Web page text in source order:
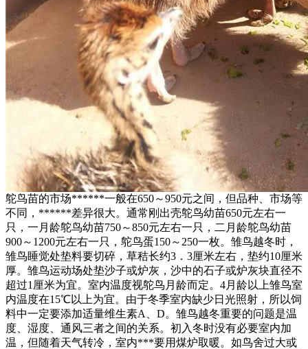
鸵鸟苗的市场******一般在650～950元之间，但品种、市场等
不同，******差异很大。通常刚出壳鸵鸟幼苗650元左右一
只，一月龄鸵鸟幼苗750～850元左右一只，二月龄鸵鸟幼苗
900～1200元左右一只，鸵鸟蛋150～250一枚。 雏鸟越冬时，
雏鸟睡觉处垫料要切碎，草秸长约3．3厘米左右，垫约10厘米
厚。雏鸟运动场处垫沙子或炉灰，沙中的石子或炉灰块直径不
超过1厘米为宜。室内温度视鸵鸟月龄而定。4月龄以上雏鸟室
内温度在15℃以上为宜。由于冬季室内缺少日光照射，所以饲
料中一定要添加适量维生素A、D。雏鸟越冬重要的问题是温
度、湿度、通风三者之间的关系。初入冬时没有必要室内加
温，但随着天气转冷，室内***要用煤炉取暖。如鸟舍过大或